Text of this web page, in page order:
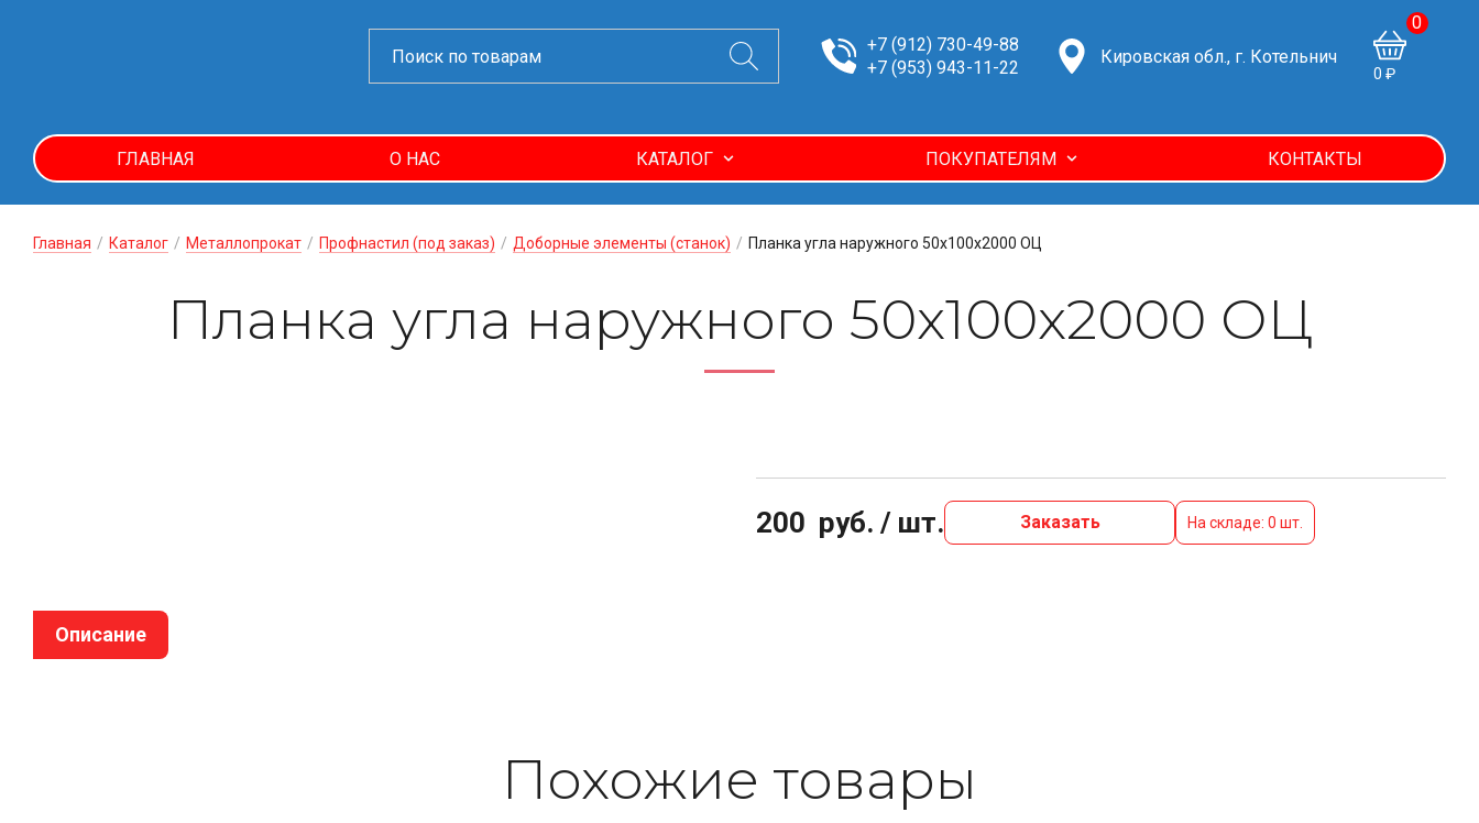
ГЛАВНАЯ О НАС КАТАЛОГ ПОКУПАТЕЛЯМ КОНТАКТЫ
+7 (912) 730-49-88
+7 (953) 943-11-22
Кировская обл., г. Котельнич
0 ₽
0
Главная / Каталог / Металлопрокат / Профнастил (под заказ) / Доборные элементы (станок) / Планка угла наружного 50х100х2000 ОЦ
Планка угла наружного 50х100х2000 ОЦ
200 руб. / шт. Заказать На складе: 0 шт.
Описание
Похожие то­ва­ры